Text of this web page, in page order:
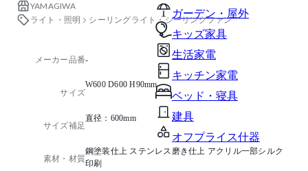
ガーデン・屋外
キッズ家具
生活家電
キッチン家電
ベッド・寝具
建具
オフプライス什器
YAMAGIWA
ライト・照明
シーリングライト・シーリングファン
メーカー品番-
サイズ
W600 D600 H90mm
サイズ補足
直径：600mm
素材・材質
鋼塗装仕上 ステンレス磨き仕上 アクリル一部シルク
印刷